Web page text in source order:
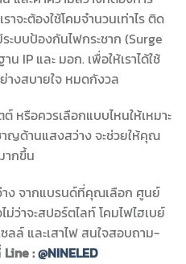
จะต้องใช้โคมจำนวนเท่าไร ติด
ะบบป้องกันไฟกระชาก (Surge
น IP และ มอก. เพื่อให้เราได้ใช้
างสบายใจ หมดกังวล
หรือควรเลือกแบบไหนให้เหมาะ
าญด้านแสงสว่าง จะช่วยให้คุณ
ากขึ้น
าง จากแบรนด์ที่คุณเลือก ศูนย์
ว่าจะสปอร์ตไลท์ โคมไฟไฮเบย์
ลล์ และเสาไฟ สนใจสอบถาม-
Line :@NINELED